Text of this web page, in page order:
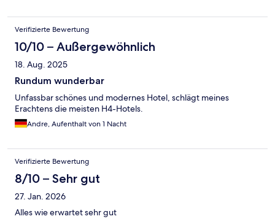
Verifizierte Bewertung
10/10 – Außergewöhnlich
18. Aug. 2025
Rundum wunderbar
Unfassbar schönes und modernes Hotel, schlägt meines
Erachtens die meisten H4-Hotels.
Andre, Aufenthalt von 1 Nacht
Verifizierte Bewertung
8/10 – Sehr gut
27. Jan. 2026
Alles wie erwartet sehr gut